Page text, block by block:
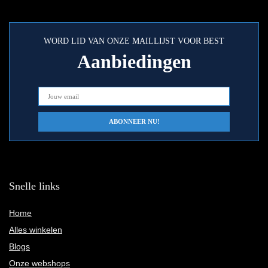
WORD LID VAN ONZE MAILLIJST VOOR BEST
Aanbiedingen
Snelle links
Home
Alles winkelen
Blogs
Onze webshops